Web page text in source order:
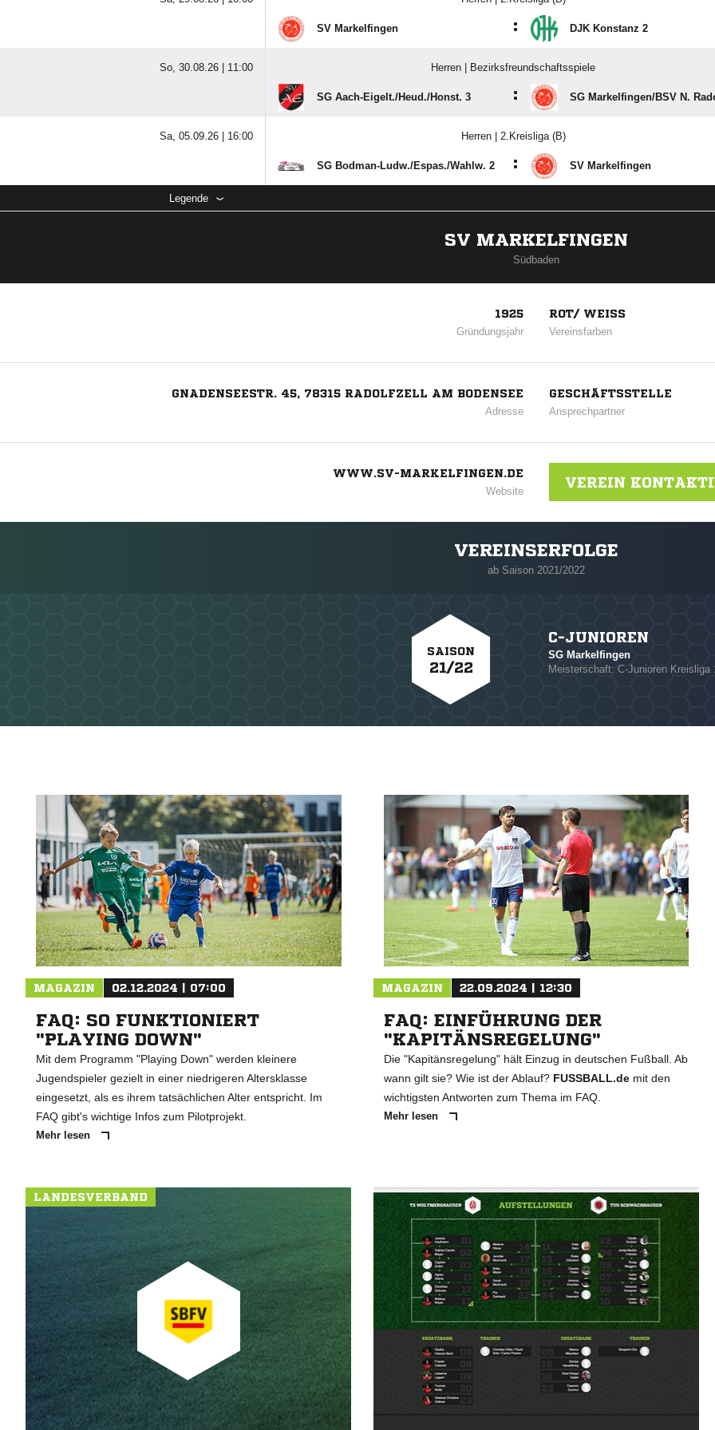
SV Markelfingen : DJK Konstanz 2
So, 30.08.26 | 11:00 Herren | Bezirksfreundschaftsspiele
SG Aach-Eigelt./​Heud./​Honst. 3 : SG Markelfingen/​BSV N.
Sa, 05.09.26 | 16:00 Herren | 2.Kreisliga (B)
SG Bodman-Ludw./​Espas./​Wahlw. 2 : SV Markelfingen
Legende
SV MARKELFINGEN
Südbaden
1925
Gründungsjahr
ROT/ WEISS
Vereinsfarben
GNADENSEESTR. 45, 78315 RADOLFZELL AM BODENSEE
Adresse
GESCHÄFTSSTELLE
Ansprechpartner
WWW.SV-MARKELFINGEN.DE
Website
VEREIN
NACHRICHT
VEREINSERFOLGE
ab Saison 2021/2022
SAISON
21/22
C-JUNIOREN
SG Markelfingen
Meisterschaft: C-Junioren Kreisliga
MAGAZIN 02.12.2024 | 07:00
FAQ: SO FUNKTIONIERT
"PLAYING DOWN"
Mit dem Programm "Playing Down" werden kleinere
Jugendspieler gezielt in einer niedrigeren Altersklasse
eingesetzt, als es ihrem tatsächlichen Alter entspricht. Im
FAQ gibt's wichtige Infos zum Pilotprojekt.
Mehr lesen
MAGAZIN 22.09.2024 | 12:30
FAQ: EINFÜHRUNG DER
"KAPITÄNSREGELUNG"
Die "Kapitänsregelung" hält Einzug in deutschen Fußball. Ab
wann gilt sie? Wie ist der Ablauf? FUSSBALL.demit den
wichtigsten Antworten zum Thema im FAQ.
Mehr lesen
LANDESVERBAND